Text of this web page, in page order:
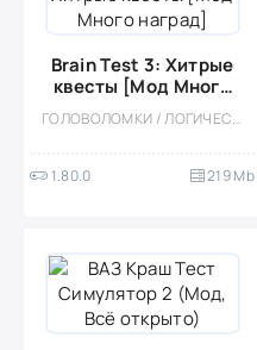
Brain Test 3: Xитрые
квесты [Мод Много
наград]
ГОЛОВОЛОМКИ / ЛОГИЧЕСКАЯ / КАЗУАЛЬНЫЕ / ОДНОПОЛЬЗОВАТЕЛЬСКИЕ / СТИЛИЗАЦИЯ / ОФЛАЙН / ДЛЯ ДЕТЕЙ / МОД
1.80.0 219 Mb